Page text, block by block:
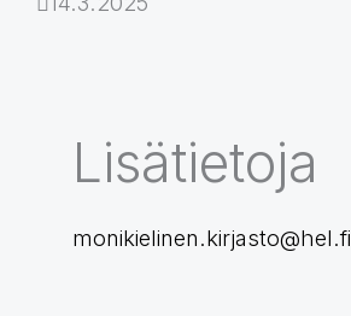
Lisätietoja
monikielinen.kirjasto@hel.fi